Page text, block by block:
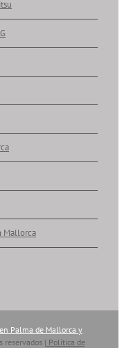
Mallorca
Palma de Mallorca y
reservados | Política de